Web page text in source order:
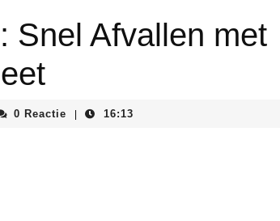
Snel Afvallen met
0 Reactie 16:13